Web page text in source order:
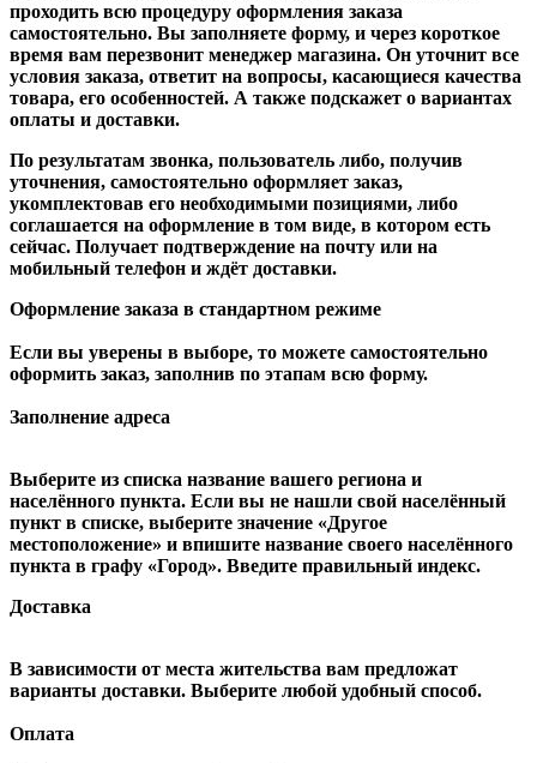
проходить всю процедуру оформления заказа
самостоятельно. Вы заполняете форму, и через короткое
время вам перезвонит менеджер магазина. Он уточнит все
условия заказа, ответит на вопросы, касающиеся качества
товара, его особенностей. А также подскажет о вариантах
оплаты и доставки.
По результатам звонка, пользователь либо, получив
уточнения, самостоятельно оформляет заказ,
укомплектовав его необходимыми позициями, либо
соглашается на оформление в том виде, в котором есть
сейчас. Получает подтверждение на почту или на
мобильный телефон и ждёт доставки.
Оформление заказа в стандартном режиме
Если вы уверены в выборе, то можете самостоятельно
оформить заказ, заполнив по этапам всю форму.
Заполнение адреса
Выберите из списка название вашего региона и
населённого пункта. Если вы не нашли свой населённый
пункт в списке, выберите значение «Другое
местоположение» и впишите название своего населённого
пункта в графу «Город». Введите правильный индекс.
Доставка
В зависимости от места жительства вам предложат
варианты доставки. Выберите любой удобный способ.
Оплата